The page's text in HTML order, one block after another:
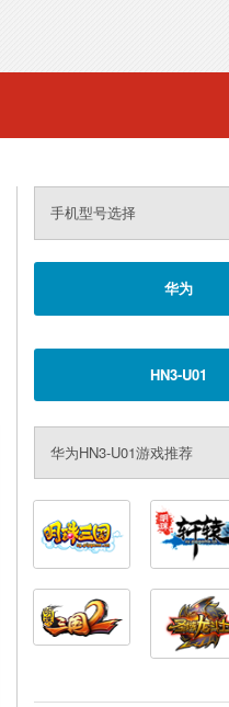
手机型号选择
华为
HN3-U01
华为HN3-U01游戏推荐